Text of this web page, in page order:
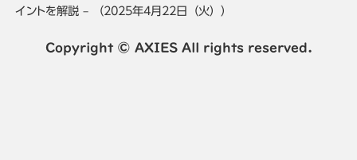
イントを解説 – （2025年4月22日（火））
Copyright © AXIES All rights reserved.